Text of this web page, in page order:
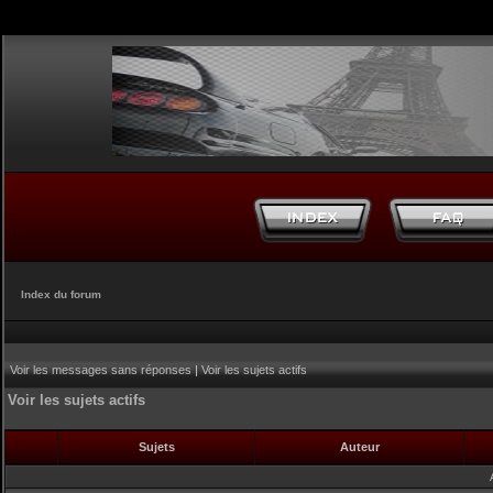
Index du forum
Voir les messages sans réponses|Voir les sujets actifs
Voir les sujets actifs
Sujets Auteur